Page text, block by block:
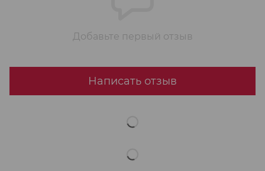
Добавьте первый отзыв
Написать отзыв